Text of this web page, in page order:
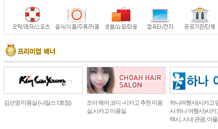
김선영 미용실 (나일스 1호점)
조아 헤어 코디 -시카고 추천 미용
실,시카고 미용실
하나여행사(시카고
사 하나 여행사)시카
택시, 시내 관광, 아